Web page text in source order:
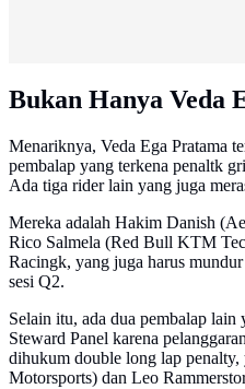
Bukan Hanya Veda
Menariknya, Veda Ega Pratama
pembalap yang terkena penaltk
Ada tiga rider lain yang juga
Mereka adalah Hakim Danish
Rico Salmela (Red Bull KTM
Racingk, yang juga harus
sesi Q2.
Selain itu, ada dua pembalap
Steward Panel karena
dihukum double long lap
Motorsports) dan Leo